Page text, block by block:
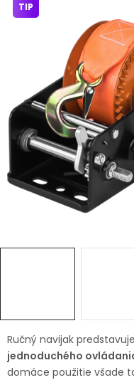
Príslušenstvo pre
Vybavenie a
Domácnosť
Ochranné
Vianoce
Fotovoltaika
Servis náradia
Doprava a platba
Ručný navijak
jednoduchého
domáce použitie všade
TIP